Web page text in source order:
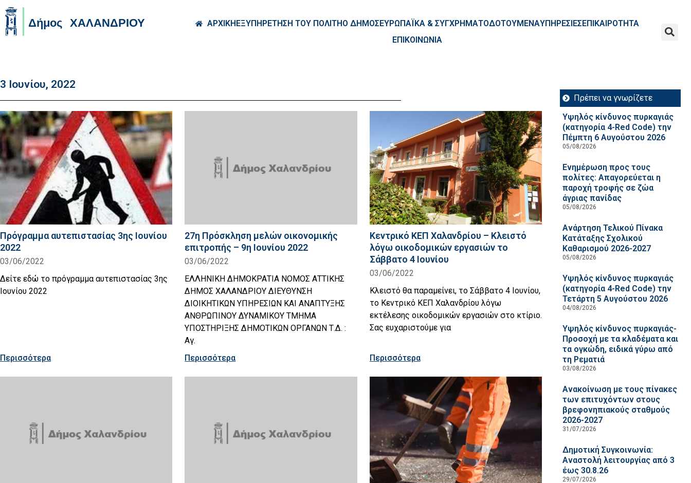
ΑΡΧΙΚΗΕΞΥΠΗΡΕΤΗΣΗ ΤΟΥ ΠΟΛΙΤΗΟ ΔΗΜΟΣΕΥΡΩΠΑΪΚΑ & ΣΥΓΧΡΗΜΑΤΟΔΟΤΟΥΜΕΝΑΥΠΗΡΕΣΙΕΣΕΠΙΚΑΙΡΟΤΗΤΑ
ΕΠΙΚΟΙΝΩΝΙΑ
3 Ιουνίου, 2022
Πρόγραμμα αυτεπιστασίας 3ης Ιουνίου
2022
03/06/2022
Δείτε εδώ το πρόγραμμα αυτεπιστασίας 3ης
Ιουνίου 2022
Περισσότερα
27η Πρόσκληση μελών οικονομικής
επιτροπής – 9η Ιουνίου 2022
03/06/2022
ΕΛΛΗΝΙΚΗ ΔΗΜΟΚΡΑΤΙΑ ΝΟΜΟΣ ΑΤΤΙΚΗΣ
ΔΗΜΟΣ ΧΑΛΑΝΔΡΙΟΥ ΔΙΕΥΘΥΝΣΗ
ΔΙΟΙΚΗΤΙΚΩΝ ΥΠΗΡΕΣΙΩΝ ΚΑΙ ΑΝΑΠΤΥΞΗΣ
ΑΝΘΡΩΠΙΝΟΥ ΔΥΝΑΜΙΚΟΥ ΤΜΗΜΑ
ΥΠΟΣΤΗΡΙΞΗΣ ΔΗΜΟΤΙΚΩΝ ΟΡΓΑΝΩΝ Τ.Δ. :
Αγ.
Περισσότερα
Κεντρικό ΚΕΠ Χαλανδρίου – Κλειστό
λόγω οικοδομικών εργασιών το
Σάββατο 4 Ιουνίου
03/06/2022
Κλειστό θα παραμείνει, το Σάββατο 4 Ιουνίου,
το Κεντρικό ΚΕΠ Χαλανδρίου λόγω
εκτέλεσης οικοδομικών εργασιών στο κτίριο.
Σας ευχαριστούμε για
Περισσότερα
Πρέπει να γνωρίζετε
Υψηλός κίνδυνος πυρκαγιάς
(κατηγορία 4-Red Code) την
Πέμπτη 6 Αυγούστου 2026
05/08/2026
Ενημέρωση προς τους
πολίτες: Απαγορεύεται η
παροχή τροφής σε ζώα
άγριας πανίδας
05/08/2026
Ανάρτηση Τελικού Πίνακα
Κατάταξης Σχολικού
Καθαρισμού 2026-2027
05/08/2026
Υψηλός κίνδυνος πυρκαγιάς
(κατηγορία 4-Red Code) την
Τετάρτη 5 Αυγούστου 2026
04/08/2026
Υψηλός κίνδυνος πυρκαγιάς-
Προσοχή με τα κλαδέματα και
τα ογκώδη, ειδικά γύρω από
τη Ρεματιά
03/08/2026
Ανακοίνωση με τους πίνακες
των επιτυχόντων στους
βρεφονηπιακούς σταθμούς
2026-2027
31/07/2026
Δημοτική Συγκοινωνία:
Αναστολή λειτουργίας από 3
έως 30.8.26
29/07/2026